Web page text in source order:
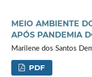
MEIO AMBIENTE
APÓS PANDEMIA
Marilene dos Santos
PDF